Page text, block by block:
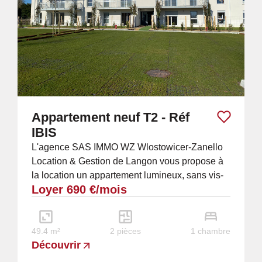
Appartement neuf T2 - Réf
IBIS
L'agence SAS IMMO WZ Wlostowicer-Zanello
Location & Gestion de Langon vous propose à
la location un appartement lumineux, sans vis-
à-vis, situé au premier étage d'un immeuble...
Loyer 690 €/mois
49.4 m² 2 pièces 1 chambre
Découvrir